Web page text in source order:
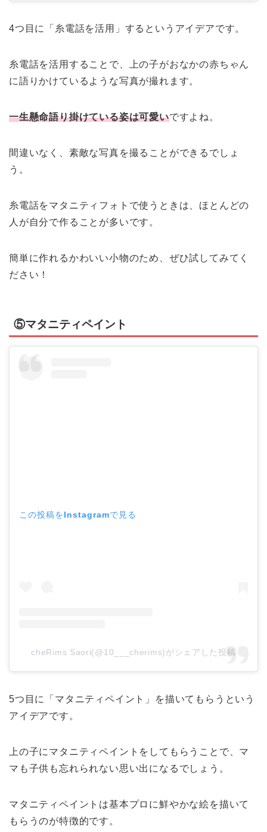
4つ目に「糸電話を活用」するというアイデアです。
糸電話を活用することで、上の子がおなかの赤ちゃん
に語りかけているような写真が撮れます。
一生懸命語り掛けている姿は可愛いですよね。
間違いなく、素敵な写真を撮ることができるでしょ
う。
糸電話をマタニティフォトで使うときは、ほとんどの
人が自分で作ることが多いです。
簡単に作れるかわいい小物のため、ぜひ試してみてく
ださい！
⑤マタニティペイント
この投稿をInstagramで見る
cheRims Saori(@10___cherims)がシェアした投稿
5つ目に「マタニティペイント」を描いてもらうという
アイデアです。
上の子にマタニティペイントをしてもらうことで、マ
マも子供も忘れられない思い出になるでしょう。
マタニティペイントは基本プロに鮮やかな絵を描いて
もらうのが特徴的です。